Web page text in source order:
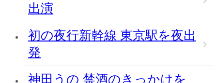
出演
初の夜行新幹線 東京駅を夜出
発
神田うの 禁酒のきっかけを